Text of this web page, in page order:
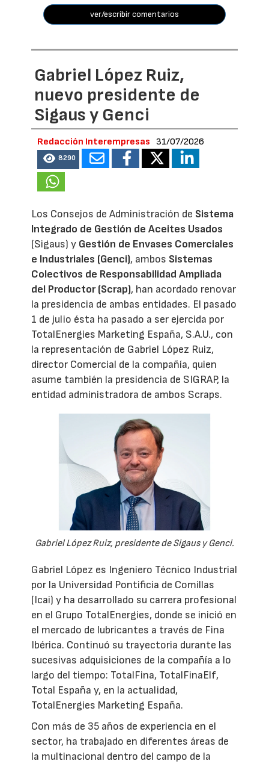
ver/escribir comentarios
Gabriel López Ruiz,
nuevo presidente de
Sigaus y Genci
Redacción Interempresas 31/07/2026
8290
Los Consejos de Administración de Sistema
Integrado de Gestión de Aceites Usados
(Sigaus) y Gestión de Envases Comerciales
e Industriales (Genci), ambos Sistemas
Colectivos de Responsabilidad Ampliada
del Productor (Scrap), han acordado renovar
la presidencia de ambas entidades. El pasado
1 de julio ésta ha pasado a ser ejercida por
TotalEnergies Marketing España, S.A.U., con
la representación de Gabriel López Ruiz,
director Comercial de la compañía, quien
asume también la presidencia de SIGRAP, la
entidad administradora de ambos Scraps.
Gabriel López Ruiz, presidente de Sigaus y Genci.
Gabriel López es Ingeniero Técnico Industrial
por la Universidad Pontificia de Comillas
(Icai) y ha desarrollado su carrera profesional
en el Grupo TotalEnergies, donde se inició en
el mercado de lubricantes a través de Fina
Ibérica. Continuó su trayectoria durante las
sucesivas adquisiciones de la compañía a lo
largo del tiempo: TotalFina, TotalFinaElf,
Total España y, en la actualidad,
TotalEnergies Marketing España.
Con más de 35 años de experiencia en el
sector, ha trabajado en diferentes áreas de
la multinacional dentro del campo de la